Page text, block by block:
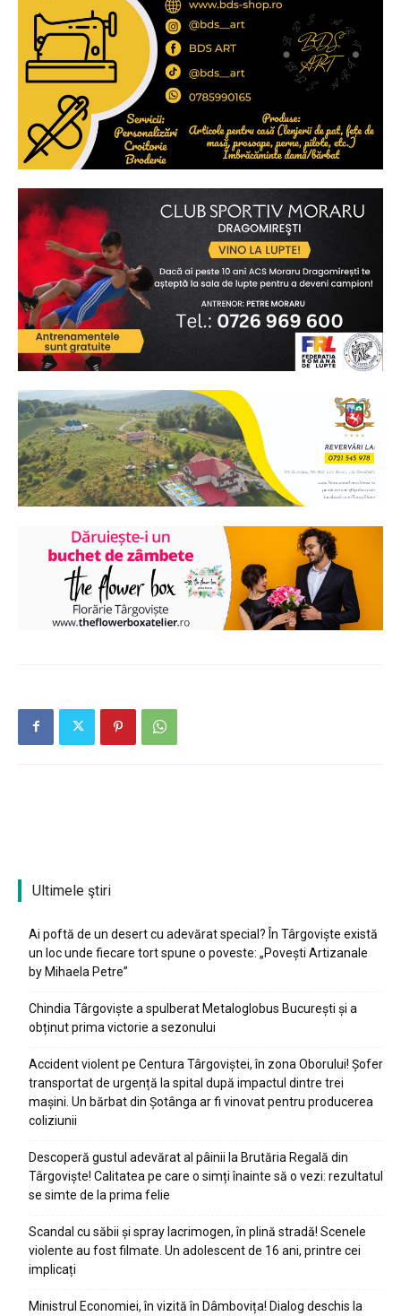
Ultimele ştiri
Ai poftă de un desert cu adevărat special? În Târgoviște există
un loc unde fiecare tort spune o poveste: „Povești Artizanale
by Mihaela Petre”
Chindia Târgoviște a spulberat Metaloglobus București și a
obținut prima victorie a sezonului
Accident violent pe Centura Târgoviștei, în zona Oborului! Șofer
transportat de urgență la spital după impactul dintre trei
mașini. Un bărbat din Șotânga ar fi vinovat pentru producerea
coliziunii
Descoperă gustul adevărat al pâinii la Brutăria Regală din
Târgoviște! Calitatea pe care o simți înainte să o vezi: rezultatul
se simte de la prima felie
Scandal cu săbii și spray lacrimogen, în plină stradă! Scenele
violente au fost filmate. Un adolescent de 16 ani, printre cei
implicați
Ministrul Economiei, în vizită în Dâmbovița! Dialog deschis la